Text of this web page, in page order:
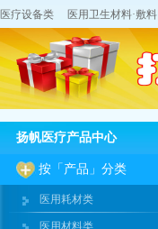
医疗设备类 医用卫生材料·敷料
扬帆医疗产品中心
按「产品」分类
医用耗材类
医用材料类